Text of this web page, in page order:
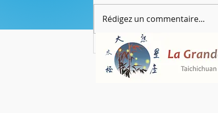
Les cinq étoiles du drapeau chinois, les
carnets de JJS, page 21
Rédigez un commentaire...